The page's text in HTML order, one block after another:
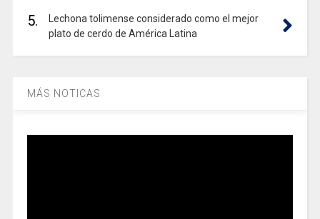
5.
Lechona tolimense considerado como el mejor
plato de cerdo de América Latina
MÁS NOTICAS